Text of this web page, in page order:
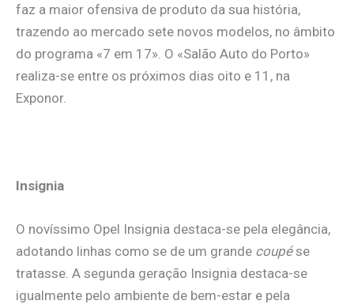
faz a maior ofensiva de produto da sua história,
trazendo ao mercado sete novos modelos, no âmbito
do programa «7 em 17». O «Salão Auto do Porto»
realiza-se entre os próximos dias oito e 11, na
Exponor.
Insignia
O novíssimo Opel Insignia destaca-se pela elegância,
adotando linhas como se de um grande coupése
tratasse. A segunda geração Insignia destaca-se
igualmente pelo ambiente de bem-estar e pela